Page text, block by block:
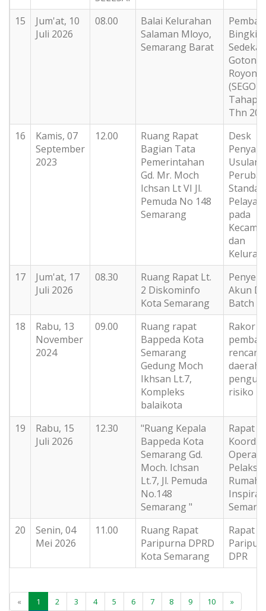
15
Jum'at, 10
Juli 2026
08.00
Balai Kelurahan
Salaman Mloyo,
Semarang Barat
Sedekah
Gotong
Royong
Tahap
Thn
16
Kamis, 07
September
2023
12.00
Ruang Rapat
Bagian Tata
Pemerintahan
Gd. Mr. Moch
Ichsan Lt VI Jl.
Pemuda No 148
Semarang
Desk
Usulan
Standar
pada
dan
17
Jum'at, 17
Juli 2026
08.30
Ruang Rapat Lt.
2 Diskominfo
Kota Semarang
Akun
Batch 2
18
Rabu, 13
November
2024
09.00
Ruang rapat
Bappeda Kota
Semarang
Gedung Moch
Ikhsan Lt.7,
Kompleks
balaikota
Rakor
daerah
risiko
19
Rabu, 15
Juli 2026
12.30
"Ruang Kepala
Bappeda Kota
Semarang Gd.
Moch. Ichsan
Lt.7, Jl. Pemuda
No.148
Semarang "
Rapat
Rumah
20
Senin, 04
Mei 2026
11.00
Ruang Rapat
Paripurna DPRD
Kota Semarang
Rapat
DPR
« 1 2 3 4 5 6 7 8 9 10 »